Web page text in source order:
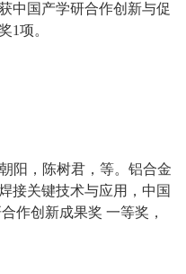
中国产学研合作创新与促
1项。
朝阳，陈树君，等。铝合金
接关键技术与应用，中国
作创新成果奖 一等奖，